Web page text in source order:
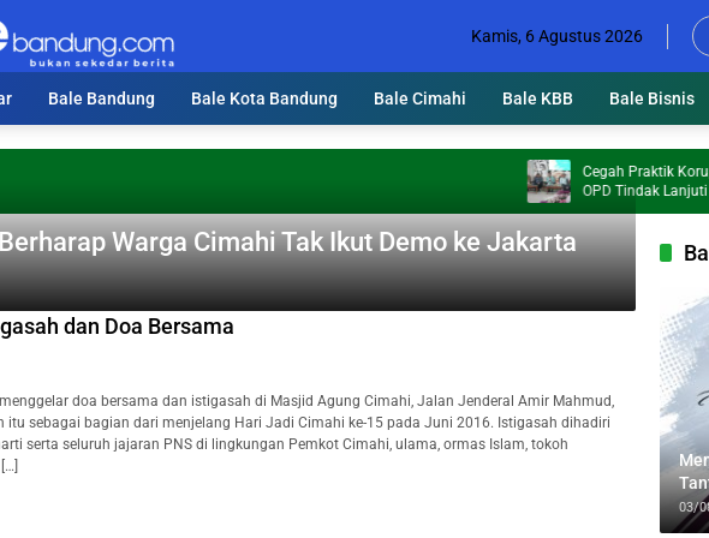
Kamis, 6 Agustus 2026
Bale Bandung Bale Kota Bandung Bale Cimahi Bale KBB Bale Bisnis
Cegah Praktik Korupsi,
OPD Tindak Lanjuti
Warga Cimahi Tak Ikut Demo ke Jakarta
dan Doa Bersama
doa bersama dan istigasah di Masjid Agung Cimahi, Jalan Jenderal Amir Mahmud,
itu sebagai bagian dari menjelang Hari Jadi Cimahi ke-15 pada Juni 2016. Istigasah dihadiri
serta seluruh jajaran PNS di lingkungan Pemkot Cimahi, ulama, ormas Islam, tokoh
03/